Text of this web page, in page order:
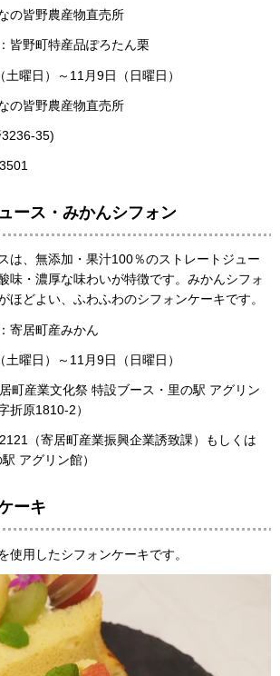
の皆野農産物直売所
皆野町特産品ぽろたん栗
曜日）～11月9日（日曜日）
の皆野農産物直売所
35)
ース・みかんシフォン
は、無添加・果汁100％のストレートジュー
味・濃厚な味わいが特徴です。みかんシフォ
ほどよい、ふわふわのシフォンケーキです。
寄居町産みかん
曜日）～11月9日（日曜日）
町産業文化祭 特設ブース・里の駅 アグリン
折原1810-2）
（寄居町産業振興企業誘致課）もしくは
アグリン館）
ーキ
使用したシフォンケーキです。